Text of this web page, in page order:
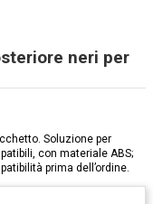
neri per
Soluzione per
con materiale ABS;
prima dell’ordine.